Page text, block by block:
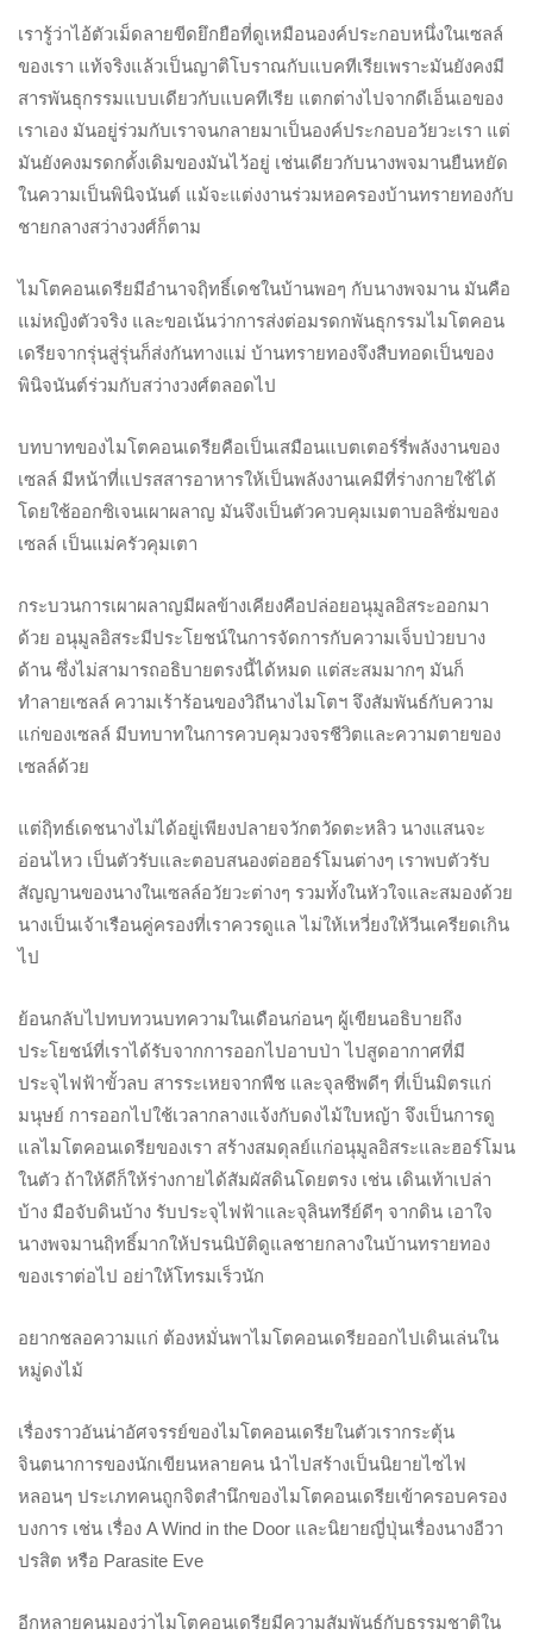
เรารู้ว่าไอ้ตัวเม็ดลายขีดยึกยือที่ดูเหมือนองค์ประกอบหนึ่งในเซลล์
ของเรา แท้จริงแล้วเป็นญาติโบราณกับแบคทีเรียเพราะมันยังคงมี
สารพันธุกรรมแบบเดียวกับแบคทีเรีย แตกต่างไปจากดีเอ็นเอของ
เราเอง มันอยู่ร่วมกับเราจนกลายมาเป็นองค์ประกอบอวัยวะเรา แต่
มันยังคงมรดกดั้งเดิมของมันไว้อยู่ เช่นเดียวกับนางพจมานยืนหยัด
ในความเป็นพินิจนันต์ แม้จะแต่งงานร่วมหอครองบ้านทรายทองกับ
ชายกลางสว่างวงศ์ก็ตาม
ไมโตคอนเดรียมีอำนาจฤิทธิ์เดชในบ้านพอๆ กับนางพจมาน มันคือ
แม่หญิงตัวจริง และขอเน้นว่าการส่งต่อมรดกพันธุกรรมไมโตคอน
เดรียจากรุ่นสู่รุ่นก็ส่งกันทางแม่ บ้านทรายทองจึงสืบทอดเป็นของ
พินิจนันต์ร่วมกับสว่างวงศ์ตลอดไป
บทบาทของไมโตคอนเดรียคือเป็นเสมือนแบตเตอร์รี่พลังงานของ
เซลล์ มีหน้าที่แปรสสารอาหารให้เป็นพลังงานเคมีที่ร่างกายใช้ได้
โดยใช้ออกซิเจนเผาผลาญ มันจึงเป็นตัวควบคุมเมตาบอลิซั่มของ
เซลล์ เป็นแม่ครัวคุมเตา
กระบวนการเผาผลาญมีผลข้างเคียงคือปล่อยอนุมูลอิสระออกมา
ด้วย อนุมูลอิสระมีประโยชน์ในการจัดการกับความเจ็บป่วยบาง
ด้าน ซึ่งไม่สามารถอธิบายตรงนี้ได้หมด แต่สะสมมากๆ มันก็
ทำลายเซลล์ ความเร้าร้อนของวิถีนางไมโตฯ จึงสัมพันธ์กับความ
แก่ของเซลล์ มีบทบาทในการควบคุมวงจรชีวิตและความตายของ
เซลล์ด้วย
แต่ฤิทธ์เดชนางไม่ได้อยู่เพียงปลายจวักตวัดตะหลิว นางแสนจะ
อ่อนไหว เป็นตัวรับและตอบสนองต่อฮอร์โมนต่างๆ เราพบตัวรับ
สัญญานของนางในเซลล์อวัยวะต่างๆ รวมทั้งในหัวใจและสมองด้วย
นางเป็นเจ้าเรือนคู่ครองที่เราควรดูแล ไม่ให้เหวี่ยงให้วีนเครียดเกิน
ไป
ย้อนกลับไปทบทวนบทความในเดือนก่อนๆ ผู้เขียนอธิบายถึง
ประโยชน์ที่เราได้รับจากการออกไปอาบป่า ไปสูดอากาศที่มี
ประจุไฟฟ้าขั้วลบ สารระเหยจากพืช และจุลชีพดีๆ ที่เป็นมิตรแก่
มนุษย์ การออกไปใช้เวลากลางแจ้งกับดงไม้ใบหญ้า จึงเป็นการดู
แลไมโตคอนเดรียของเรา สร้างสมดุลย์แก่อนุมูลอิสระและฮอร์โมน
ในตัว ถ้าให้ดีก็ให้ร่างกายได้สัมผัสดินโดยตรง เช่น เดินเท้าเปล่า
บ้าง มือจับดินบ้าง รับประจุไฟฟ้าและจุลินทรีย์ดีๆ จากดิน เอาใจ
นางพจมานฤิทธิ์มากให้ปรนนิบัติดูแลชายกลางในบ้านทรายทอง
ของเราต่อไป อย่าให้โทรมเร็วนัก
อยากชลอความแก่ ต้องหมั่นพาไมโตคอนเดรียออกไปเดินเล่นใน
หมู่ดงไม้
เรื่องราวอันน่าอัศจรรย์ของไมโตคอนเดรียในตัวเรากระตุ้น
จินตนาการของนักเขียนหลายคน นำไปสร้างเป็นนิยายไซไฟ
หลอนๆ ประเภทคนถูกจิตสำนึกของไมโตคอนเดรียเข้าครอบครอง
บงการ เช่น เรื่อง A Wind in the Door และนิยายญี่ปุ่นเรื่องนางอีวา
ปรสิต หรือ Parasite Eve
อีกหลายคนมองว่าไมโตคอนเดรียมีความสัมพันธ์กับธรรมชาติใน